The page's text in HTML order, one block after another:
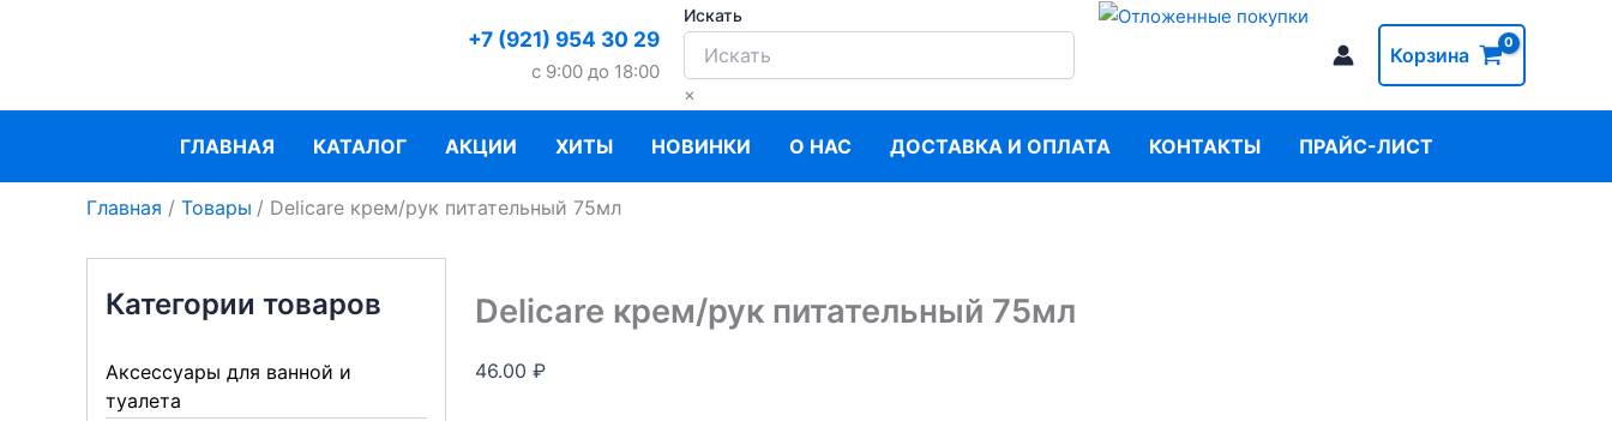
+7 (921) 954 30 29
c 9:00 до 18:00
Искать
×
Корзина
ГЛАВНАЯ КАТАЛОГ АКЦИИ ХИТЫ НОВИНКИ О НАС ДОСТАВКА И ОПЛАТА КОНТАКТЫ ПРАЙС-ЛИСТ
Главная Товары Delicare крем/рук питательный 75мл
Категории товаров
Аксессуары для ванной и
туалета
Delicare крем/рук питательный 75мл
46.00 ₽